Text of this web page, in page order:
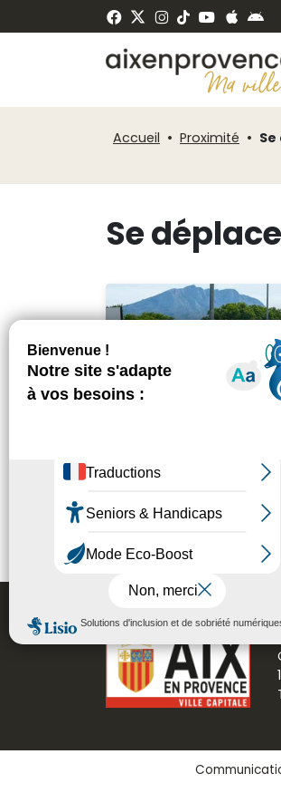
Accueil Proximité
Se
de
Panneau de gestion des cookies